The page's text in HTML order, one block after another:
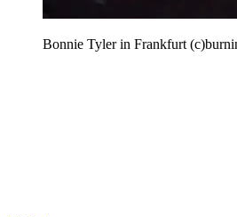
Bonnie Tyler in Frankfurt